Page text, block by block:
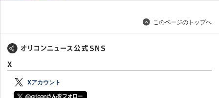
このページのトップへ
X
Xアカウント